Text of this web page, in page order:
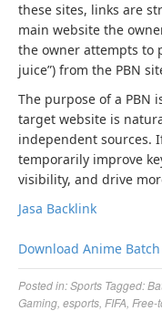
these sites, links are
main website the
the owner attempts to
juice”) from the PBN
The purpose of a PBN
target website is
independent sources.
temporarily improve
visibility, and drive
Jasa Backlink
Download Anime Batch
Posted in:Sports Tagged:
Gaming esports FIFA Free-